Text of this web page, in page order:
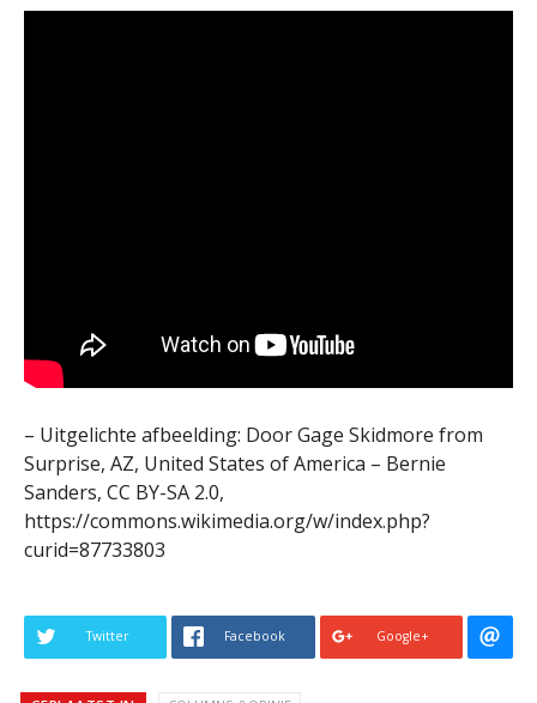
– Uitgelichte afbeelding: Door Gage Skidmore from
Surprise, AZ, United States of America – Bernie
Sanders, CC BY-SA 2.0,
https://commons.wikimedia.org/w/index.php?
curid=87733803
Twitter Facebook Google+